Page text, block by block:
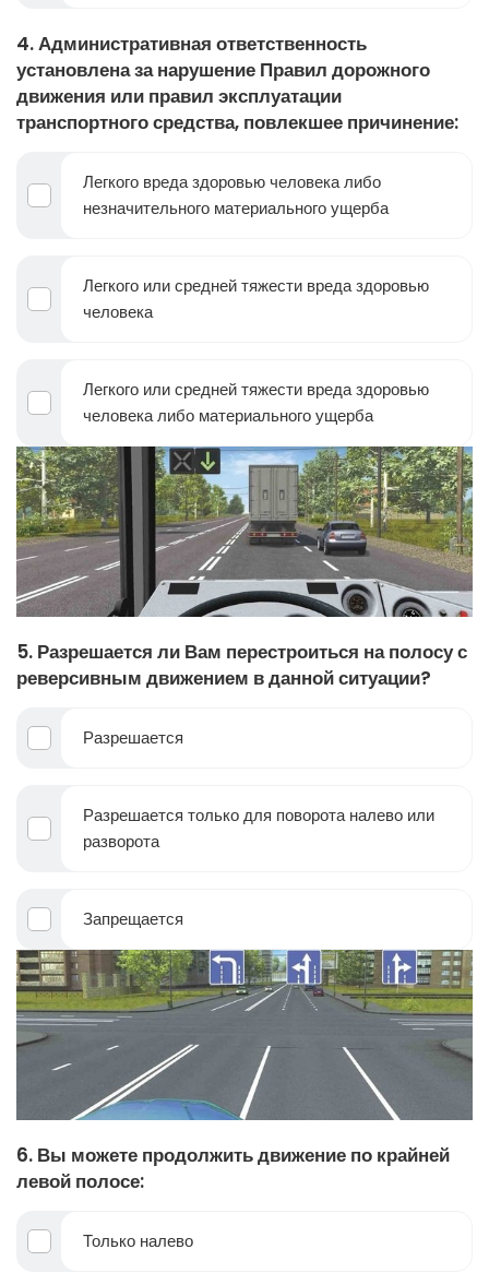
4. Административная ответственность
установлена за нарушение Правил дорожного
движения или правил эксплуатации
транспортного средства, повлекшее причинение:
Легкого вреда здоровью человека либо
незначительного материального ущерба
Легкого или средней тяжести вреда здоровью
человека
Легкого или средней тяжести вреда здоровью
человека либо материального ущерба
5. Разрешается ли Вам перестроиться на полосу с
реверсивным движением в данной ситуации?
Разрешается
Разрешается только для поворота налево или
разворота
Запрещается
6. Вы можете продолжить движение по крайней
левой полосе:
Только налево